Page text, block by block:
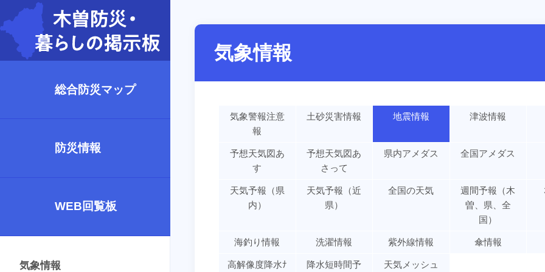
総合防災マップ
防災情報
WEB回覧板
気象情報
気象情報
気象警報注意
報
土砂災害情報 地震情報 津波情報
予想天気図あ
す
予想天気図あ
さって
県内アメダス 全国アメダス
天気予報（県
内）
天気予報（近
県）
全国の天気
週間予報（木
曽、県、全
国）
海釣り情報 洗濯情報 紫外線情報 傘情報
高解像度降水ﾅ 降水短時間予 天気メッシュ